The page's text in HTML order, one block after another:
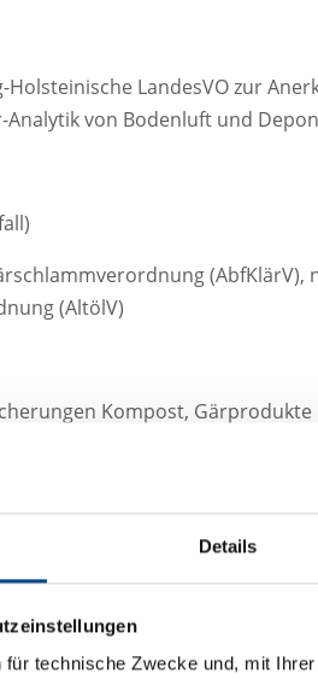
Details
technische Zwecke und, mit
Holsteinische LandesVO zur
von Bodenluft und
(AbfKlärV),
(AltölV)
Kompost,
und
und Hansestadt Hamburg
Holsteinische LandesVO zur